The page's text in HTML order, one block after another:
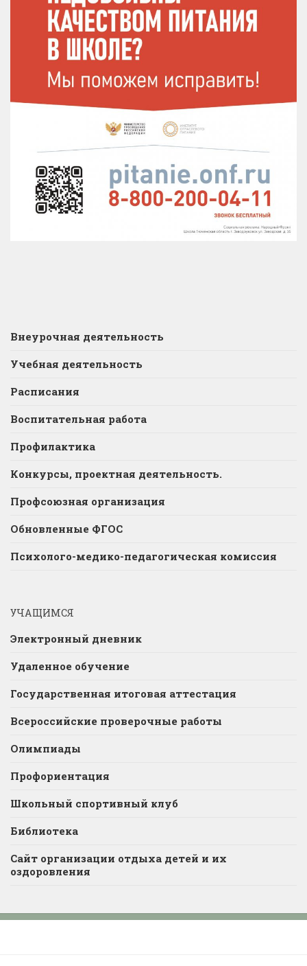
Внеурочная деятельность
Учебная деятельность
Расписания
Воспитательная работа
Профилактика
Конкурсы, проектная деятельность.
Профсоюзная организация
Обновленные ФГОС
Психолого-медико-педагогическая комиссия
УЧАЩИМСЯ
Электронный дневник
Удаленное обучение
Государственная итоговая аттестация
Всероссийские проверочные работы
Олимпиады
Профориентация
Школьный спортивный клуб
Библиотека
Сайт организации отдыха детей и их
оздоровления